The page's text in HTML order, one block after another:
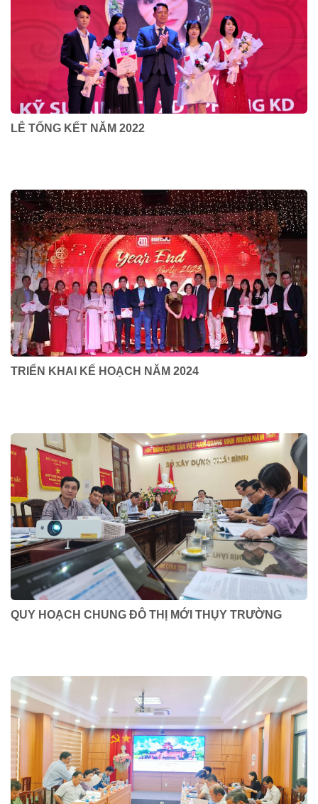
LỄ TỔNG KẾT NĂM 2022
TRIỂN KHAI KẾ HOẠCH NĂM 2024
QUY HOẠCH CHUNG ĐÔ THỊ MỚI THỤY TRƯỜNG